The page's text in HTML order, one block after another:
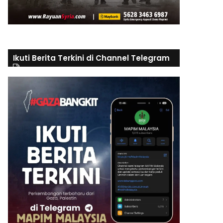
Ikuti Berita Terkini di Channel Telegram